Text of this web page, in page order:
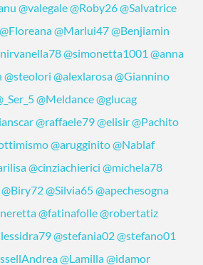
@valegale@Roby26@Salvatrice
@Floreana@Marlui47@Benjiamin
nirvanella78@simonetta1001 @anna
@steolori @alexlarosa@Giannino
@Meldance@glucag
@raffaele79@elisir@Pachito
@arugginito@Nablaf
@cinziachierici @michela78
@Biry72@Silvia65@apechesogna
@fatinafolle@robertatiz
@stefania02@stefano01
@Lamilla@idamor